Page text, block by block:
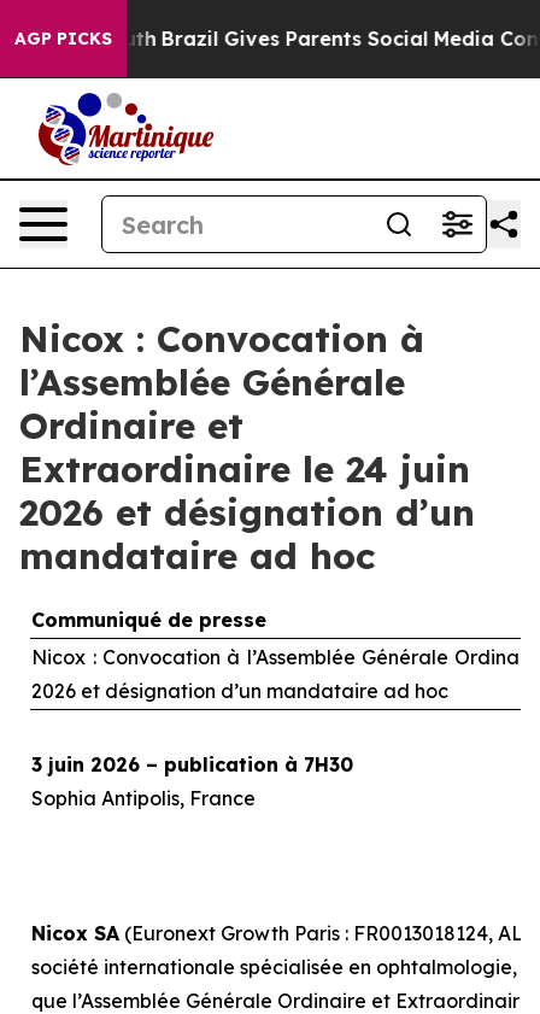
AGP PICKS
to Youth Brazil Gives Parents Social Media Controls
Nicox : Convocation à
l’Assemblée Générale
Ordinaire et
Extraordinaire le 24 juin
2026 et désignation d’un
mandataire ad hoc
Communiqué de presse
Nicox : Convocation à l’Assemblée Générale
2026 et désignation d’un mandataire ad hoc
3 juin 2026 – publication à 7H30
Sophia Antipolis, France
Nicox SA (Euronext Growth Paris : FR0013018124,
société internationale spécialisée en ophtalmologie,
que l’Assemblée Générale Ordinaire et